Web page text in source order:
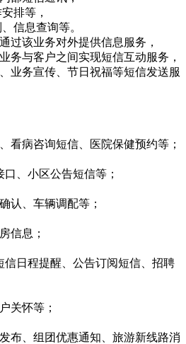
排等，
信息查询等。
过该业务对外提供信息服务，
务与客户之间实现短信互动服务，
业务宣传、节日祝福等短信发送服
看病咨询短信、医院保健预约等；
、小区公告短信等；
认、车辆调配等；
信息；
信日程提醒、公告订阅短信、招聘
关怀等；
布、组团优惠通知、旅游新线路消